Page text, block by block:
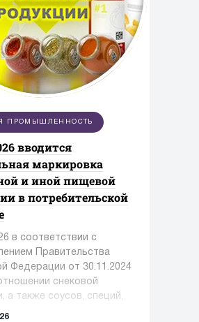
ПРОМЫШЛЕННОСТЬ
вводится
маркировка
и иной пищевой
в потребительской
в соответствии с
Правительства
Федерации от 30.11.2024
снековой
а также соусов, специй,
обязательной